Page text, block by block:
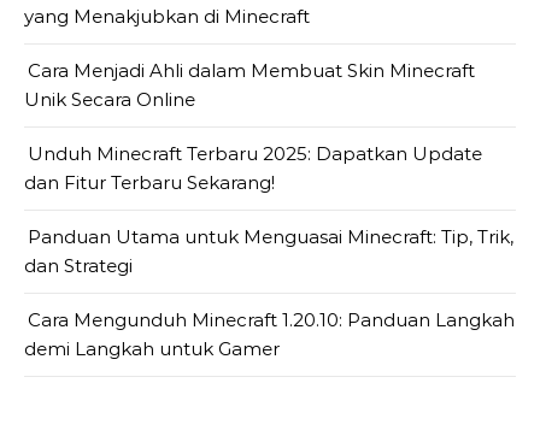
yang Menakjubkan di Minecraft
Cara Menjadi Ahli dalam Membuat Skin Minecraft
Unik Secara Online
Unduh Minecraft Terbaru 2025: Dapatkan Update
dan Fitur Terbaru Sekarang!
Panduan Utama untuk Menguasai Minecraft: Tip, Trik,
dan Strategi
Cara Mengunduh Minecraft 1.20.10: Panduan Langkah
demi Langkah untuk Gamer